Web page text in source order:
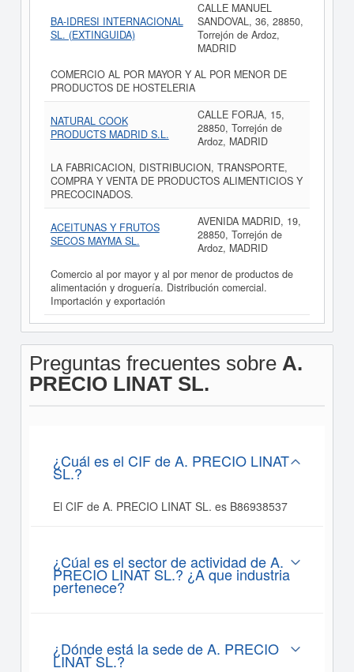
BA-IDRESI INTERNACIONAL
SL. (EXTINGUIDA)
CALLE MANUEL
SANDOVAL, 36, 28850,
Torrejón de Ardoz,
MADRID
COMERCIO AL POR MAYOR Y AL POR MENOR DE
PRODUCTOS DE HOSTELERIA
NATURAL COOK
PRODUCTS MADRID S.L.
CALLE FORJA, 15,
28850, Torrejón de
Ardoz, MADRID
LA FABRICACION, DISTRIBUCION, TRANSPORTE,
COMPRA Y VENTA DE PRODUCTOS ALIMENTICIOS Y
PRECOCINADOS.
ACEITUNAS Y FRUTOS
SECOS MAYMA SL.
AVENIDA MADRID, 19,
28850, Torrejón de
Ardoz, MADRID
Comercio al por mayor y al por menor de productos de
alimentación y droguería. Distribución comercial.
Importación y exportación
Preguntas frecuentes sobre A.
PRECIO LINAT SL.
¿Cuál es el CIF de A. PRECIO LINAT
SL.?
El CIF de A. PRECIO LINAT SL. es B86938537
¿Cúal es el sector de actividad de A.
PRECIO LINAT SL.? ¿A que industria
pertenece?
¿Dónde está la sede de A. PRECIO
LINAT SL.?